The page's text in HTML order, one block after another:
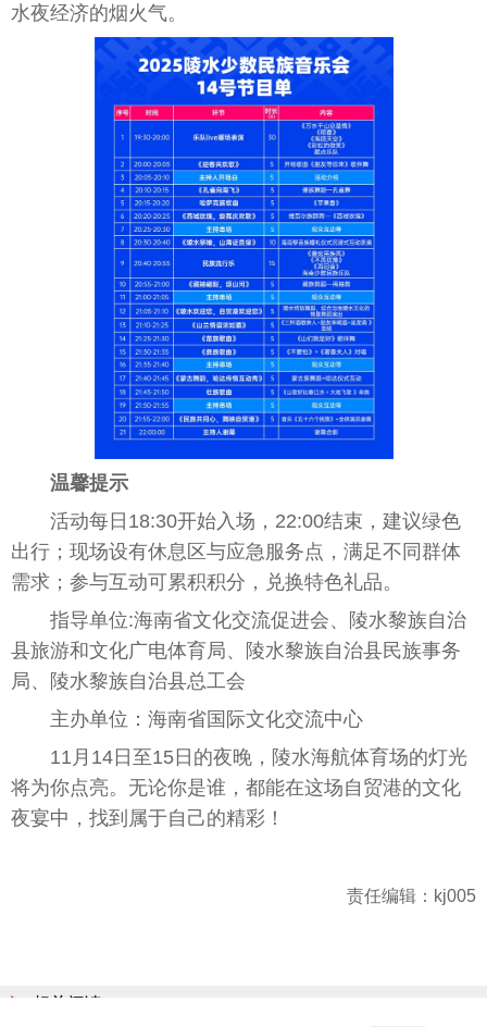
水夜经济的烟 火气。
温馨提示
活动每日18:30开始入场，22:00结束，建议绿色
出行；现场设有休息区与应急服务点，满足不同群体
需求；参与互动可累积积分，兑换特色礼品。
指导单位:海南省文化交流促进会、陵水黎族自治
县旅游和文化广电体育局、陵水黎族自治县民族事务
局、陵水黎族自治县总工会
主办单位：海南省国际文化交流中心
11月14日至15日的夜晚，陵水海航体育场的灯光
将为你点亮。无论你是谁，都能在这场自贸港的文化
夜宴中，找到属于自己的精彩！
责任编辑：kj005
相关阅读